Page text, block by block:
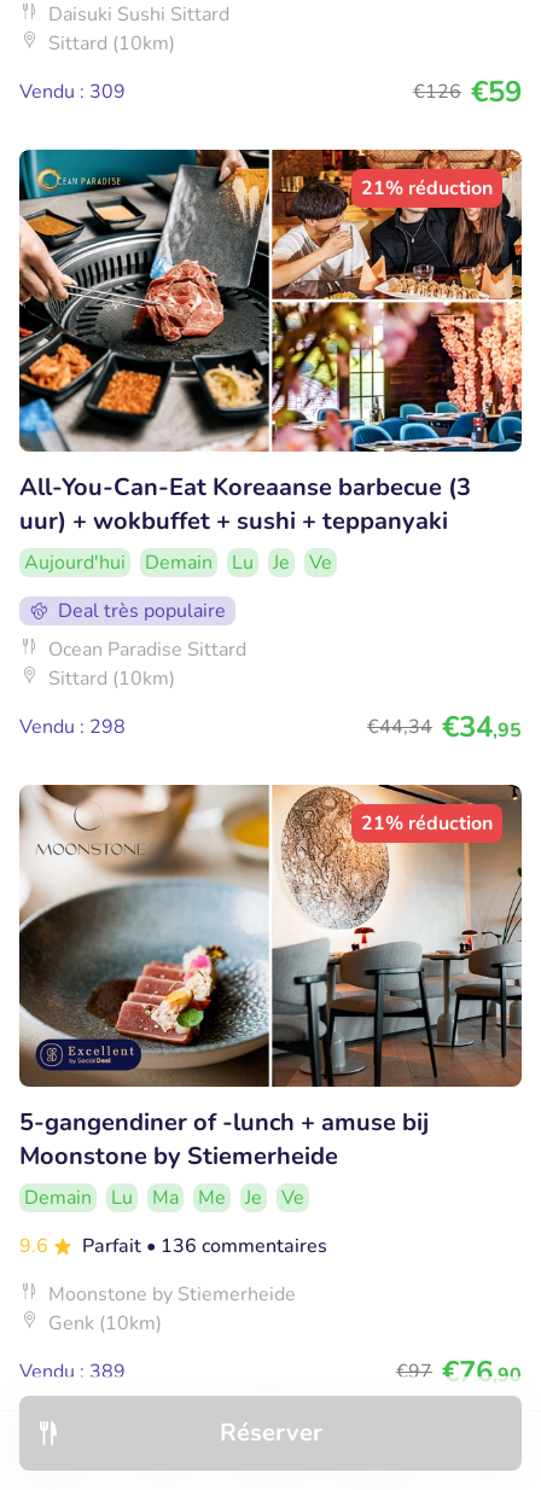
Réserver
Daisuki Sushi Sittard
Sittard (10km)
Vendu : 309
€126 €59
21% réduction
All-You-Can-Eat Koreaanse barbecue (3
uur) + wokbuffet + sushi + teppanyaki
Aujourd'hui Demain Lu Je
Ve
Deal très populaire
Ocean Paradise Sittard
Sittard (10km)
Vendu : 298
€44,34 €34,95
21% réduction
5-gangendiner of -lunch + amuse bij
Moonstone by Stiemerheide
Demain Lu Ma Me Je
Ve
9.6
Parfait • 136 commentaires
Moonstone by Stiemerheide
Genk (10km)
Vendu : 389
€97 €76,90
27% réduction